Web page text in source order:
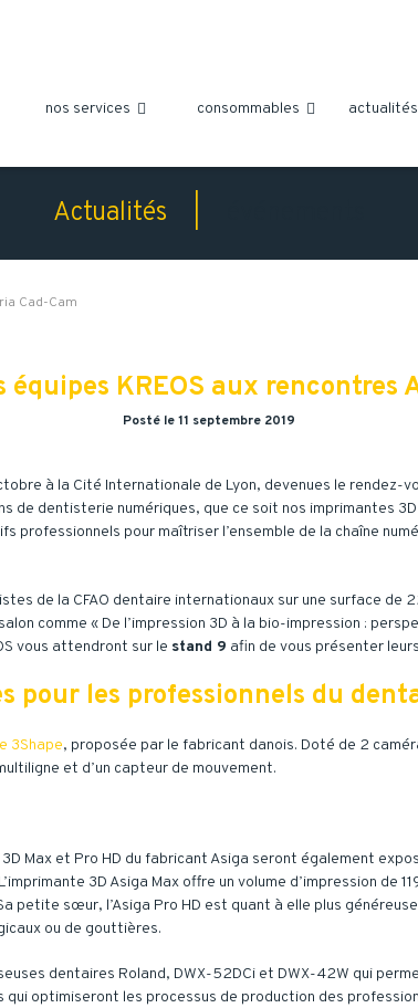
nos services  consommables  actualités
Actualités |
Cad-Cam
équipes KREOS aux rencontres
Posté le 11 septembre 2019
à la Cité Internationale de Lyon, devenues le
de dentisterie numériques, que ce soit nos imprimantes
professionnels pour maîtriser l’ensemble de la chaîne
de la CFAO dentaire internationaux sur une surface de
comme « De l’impression 3D à la bio-impression :
vous attendront sur le stand 9 afin de vous présenter
pour les professionnels du
3Shape, proposée par le fabricant danois. Doté de 2
et d’un capteur de mouvement.
Max et Pro HD du fabricant Asiga seront également
3D Asiga Max offre un volume d’impression de
sœur, l’Asiga Pro HD est quant à elle plus
ou de gouttières.
dentaires Roland, DWX-52DCi et DWX-42W qui
optimiseront les processus de production des